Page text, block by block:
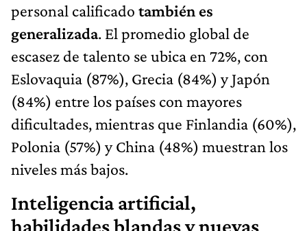
personal calificado también es
generalizada. El promedio global de
escasez de talento se ubica en 72%, con
Eslovaquia (87%), Grecia (84%) y Japón
(84%) entre los países con mayores
dificultades, mientras que Finlandia (60%),
Polonia (57%) y China (48%) muestran los
niveles más bajos.
Inteligencia artificial,
habilidades blandas y nuevas